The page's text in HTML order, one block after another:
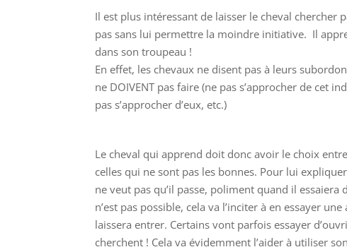
Il est plus intéressant de laisser le cheval
pas sans lui permettre la moindre initiative. Il
dans son troupeau !
En effet, les chevaux ne disent pas à leurs
ne DOIVENT pas faire (ne pas s’approcher de
pas s’approcher d’eux, etc.)
Le cheval qui apprend doit donc avoir le choix
celles qui ne sont pas les bonnes. Pour lui
ne veut pas qu’il passe, poliment quand il
n’est pas possible, cela va l’inciter à en essayer
laissera entrer. Certains vont parfois essayer
cherchent ! Cela va évidemment l’aider à utiliser